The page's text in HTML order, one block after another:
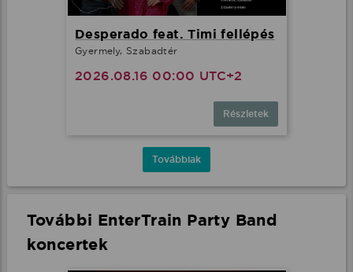
Desperado feat. Timi fellépés
Gyermely, Szabadtér
2026.08.16 00:00 UTC+2
Részletek
Továbbiak
További EnterTrain Party Band
koncertek